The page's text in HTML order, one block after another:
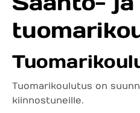
Tuomarikoulutus on
kiinnostuneille.